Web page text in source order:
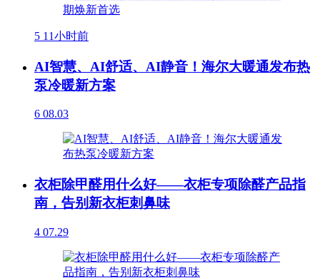
5 11小时前
AI智慧、AI舒适、AI静音！海尔大暖通发布热
泵冷暖新方案
6 08.03
衣柜除甲醛用什么好——衣柜专项除醛产品指
南，告别新衣柜刺鼻味
4 07.29